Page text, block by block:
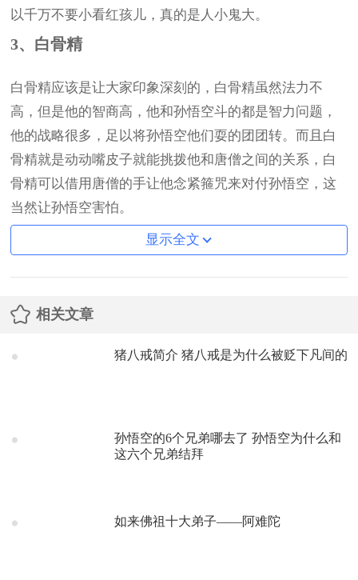
以千万不要小看红孩儿，真的是人小鬼大。
3、白骨精
白骨精应该是让大家印象深刻的，白骨精虽然法力不
高，但是他的智商高，他和孙悟空斗的都是智力问题，
他的战略很多，足以将孙悟空他们耍的团团转。而且白
骨精就是动动嘴皮子就能挑拨他和唐僧之间的关系，白
骨精可以借用唐僧的手让他念紧箍咒来对付孙悟空，这
当然让孙悟空害怕。
显示全文
相关文章
猪八戒简介 猪八戒是为什么被贬下凡间的
孙悟空的6个兄弟哪去了 孙悟空为什么和
这六个兄弟结拜
如来佛祖十大弟子——阿难陀